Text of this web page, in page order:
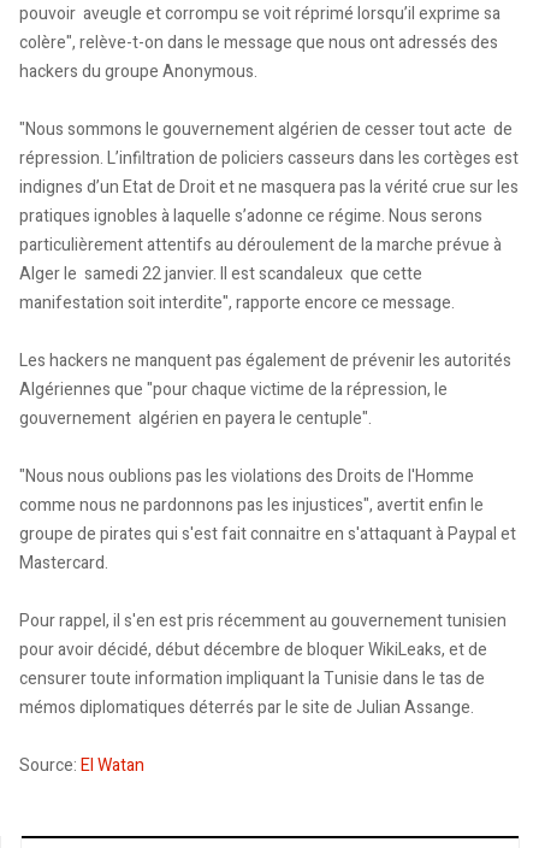
pouvoir aveugle et corrompu se voit réprimé lorsqu’il exprime sa
colère", relève-t-on dans le message que nous ont adressés des
hackers du groupe Anonymous.
"Nous sommons le gouvernement algérien de cesser tout acte de
répression. L’infiltration de policiers casseurs dans les cortèges est
indignes d’un Etat de Droit et ne masquera pas la vérité crue sur les
pratiques ignobles à laquelle s’adonne ce régime. Nous serons
particulièrement attentifs au déroulement de la marche prévue à
Alger le samedi 22 janvier. Il est scandaleux que cette
manifestation soit interdite", rapporte encore ce message.
Les hackers ne manquent pas également de prévenir les autorités
Algériennes que "pour chaque victime de la répression, le
gouvernement algérien en payera le centuple".
"Nous nous oublions pas les violations des Droits de l'Homme
comme nous ne pardonnons pas les injustices", avertit enfin le
groupe de pirates qui s'est fait connaitre en s'attaquant à Paypal et
Mastercard.
Pour rappel, il s'en est pris récemment au gouvernement tunisien
pour avoir décidé, début décembre de bloquer WikiLeaks, et de
censurer toute information impliquant la Tunisie dans le tas de
mémos diplomatiques déterrés par le site de Julian Assange.
Source:El Watan